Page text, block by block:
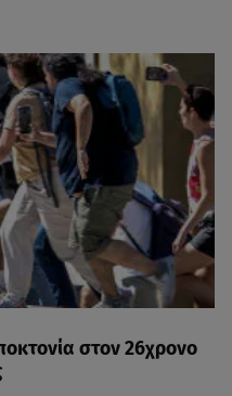
στον 26χρονο